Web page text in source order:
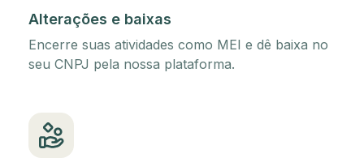
Alterações e baixas
Encerre suas atividades como MEI e dê baixa no
seu CNPJ pela nossa plataforma.